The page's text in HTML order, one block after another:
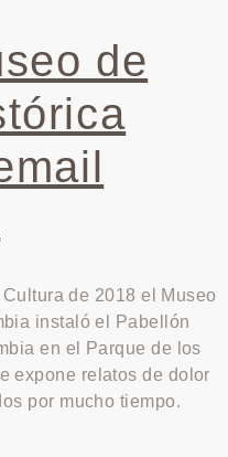
de
de 2018 el Museo
instaló el Pabellón
en el Parque de los
expone relatos de dolor
por mucho tiempo.